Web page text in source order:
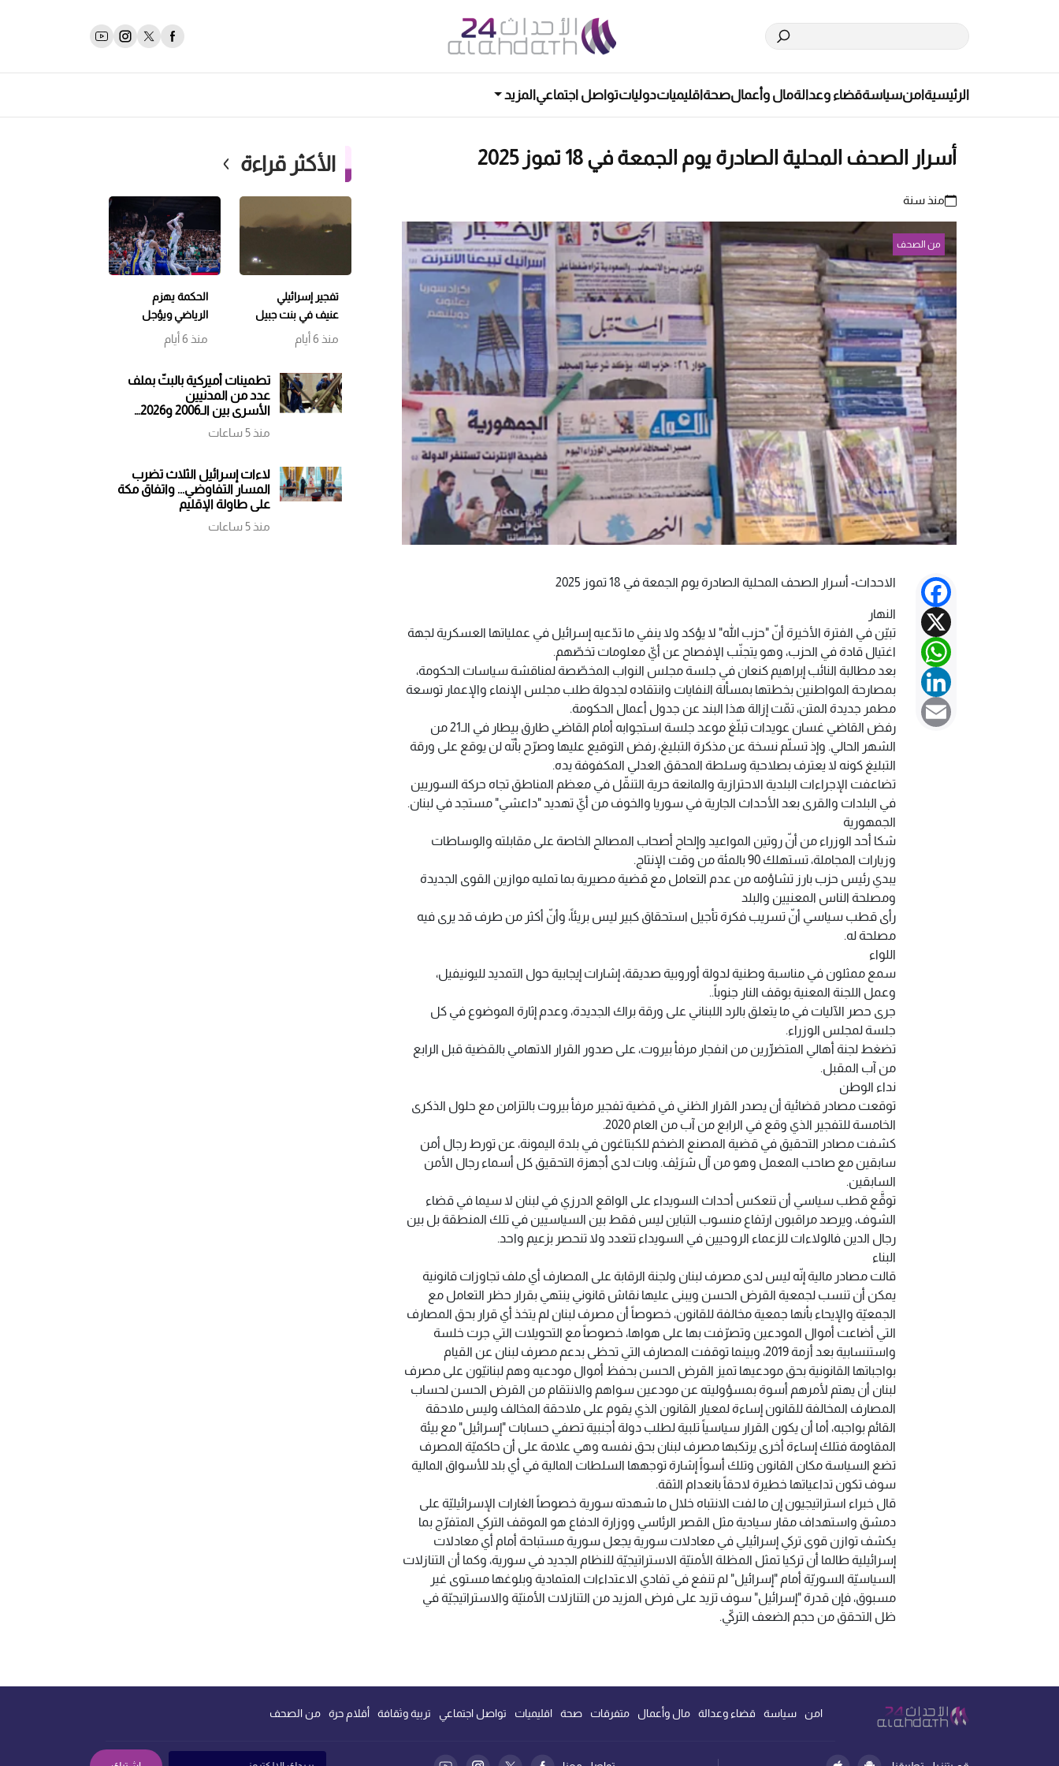
الرئيسيةامنسياسةقضاء وعدالةمال وأعمالصحةاقليمياتدولياتتواصل اجتماعيالمزيد
أسرار الصحف المحلية الصادرة يوم الجمعة في 18 تموز 2025
منذ سنة
من الصحف
Facebook
X
WhatsApp
LinkedIn
Email
الاحداث- أسرار الصحف المحلية الصادرة يوم الجمعة في 18 تموز 2025
النهار
تبيّن في الفترة الأخيرة أنّ "حزب الله" لا يؤكد ولا ينفي ما تدّعيه إسرائيل في عملياتها العسكرية لجهة
اغتيال قادة في الحزب، وهو يتجنّب الإفصاح عن أيّ معلومات تخصّهم.
بعد مطالبة النائب إبراهيم كنعان في جلسة مجلس النواب المخصّصة لمناقشة سياسات الحكومة،
بمصارحة المواطنين بخطتها بمسألة النفايات وانتقاده لجدولة طلب مجلس الإنماء والإعمار توسعة
مطمر جديدة المتن، تمّت إزالة هذا البند عن جدول أعمال الحكومة.
رفض القاضي غسان عويدات تبلّغ موعد جلسة استجوابه أمام القاضي طارق بيطار في الـ21 من
الشهر الحالي. وإذ تسلّم نسخة عن مذكرة التبليغ، رفض التوقيع عليها وصرّح بأنّه لن يوقع على ورقة
التبليغ كونه لا يعترف بصلاحية وسلطة المحقق العدلي المكفوفة يده.
تضاعفت الإجراءات البلدية الاحترازية والمانعة حرية التنقّل في معظم المناطق تجاه حركة السوريين
في البلدات والقرى بعد الأحداث الجارية في سوريا والخوف من أيّ تهديد "داعشي" مستجد في لبنان.
الجمهورية
شكا أحد الوزراء من أنّ روتين المواعيد وإلحاح أصحاب المصالح الخاصة على مقابلته والوساطات
وزيارات المجاملة، تستهلك 90 بالمئة من وقت الإنتاج.
يبدي رئيس حزب بارز تشاؤمه من عدم التعامل مع قضية مصيرية بما تمليه موازين القوى الجديدة
ومصلحة الناس المعنيين والبلد
رأى قطب سياسي أنّ تسريب فكرة تأجيل استحقاق كبير ليس بريئاً، وأنّ أكثر من طرف قد يرى فيه
مصلحة له.
اللواء
سمع ممثلون في مناسبة وطنية لدولة أوروبية صديقة، إشارات إيجابية حول التمديد لليونيفيل،
وعمل اللجنة المعنية بوقف النار جنوباً..
جرى حصر الآليات في ما يتعلق بالرد اللبناني على ورقة براك الجديدة، وعدم إثارة الموضوع في كل
جلسة لمجلس الوزراء.
تضغط لجنة أهالي المتضرِّرين من انفجار مرفأ بيروت، على صدور القرار الاتهامي بالقضية قبل الرابع
من آب المقبل.
نداء الوطن
توقعت مصادر قضائية أن يصدر القرار الظني في قضية تفجير مرفأ بيروت بالتزامن مع حلول الذكرى
الخامسة للتفجير الذي وقع في الرابع من آب من العام 2020.
كشفت مصادر التحقيق في قضية المصنع الضخم للكبتاغون في بلدة اليمونة، عن تورط رجال أمن
سابقين مع صاحب المعمل وهو من آل شرَيْف. وبات لدى أجهزة التحقيق كل أسماء رجال الأمن
السابقين.
توقَّع قطب سياسي أن تنعكس أحداث السويداء على الواقع الدرزي في لبنان لا سيما في قضاء
الشوف، ويرصد مراقبون ارتفاع منسوب التباين ليس فقط بين السياسيين في تلك المنطقة بل بين
رجال الدين فالولاءات للزعماء الروحيين في السويداء تتعدد ولا تنحصر بزعيم واحد.
البناء
قالت مصادر مالية إنّه ليس لدى مصرف لبنان ولجنة الرقابة على المصارف أي ملف تجاوزات قانونية
يمكن أن تنسب لجمعية القرض الحسن ويبنى عليها نقاش قانوني ينتهي بقرار حظر التعامل مع
الجمعيّة والإيحاء بأنها جمعية مخالفة للقانون، خصوصاً أن مصرف لبنان لم يتخذ أي قرار بحق المصارف
التي أضاعت أموال المودعين وتصرّفت بها على هواها، خصوصاً مع التحويلات التي جرت خلسة
واستنسابية بعد أزمة 2019، وبينما توقفت المصارف التي تحظى بدعم مصرف لبنان عن القيام
بواجباتها القانونية بحق مودعيها تميز القرض الحسن بحفظ أموال مودعيه وهم لبنانيّون على مصرف
لبنان أن يهتم لأمرهم أسوة بمسؤوليته عن مودعين سواهم والانتقام من القرض الحسن لحساب
المصارف المخالفة للقانون إساءة لمعيار القانون الذي يقوم على ملاحقة المخالف وليس ملاحقة
القائم بواجبه، أما أن يكون القرار سياسياً تلبية لطلب دولة أجنبية تصفي حسابات "إسرائيل" مع بيئة
المقاومة فتلك إساءة أخرى يرتكبها مصرف لبنان بحق نفسه وهي علامة على أن حاكميّة المصرف
تضع السياسة مكان القانون وتلك أسواً إشارة توجهها السلطات المالية في أي بلد للأسواق المالية
سوف تكون تداعياتها خطيرة لاحقاً بانعدام الثقة.
قال خبراء استراتيجيون إن ما لفت الانتباه خلال ما شهدته سورية خصوصاً الغارات الإسرائيليّة على
دمشق واستهداف مقار سيادية مثل القصر الرئاسي ووزارة الدفاع هو الموقف التركي المتفرّج بما
يكشف توازن قوى تركي إسرائيلي في معادلات سورية يجعل سورية مستباحة أمام أي معادلات
إسرائيلية طالما أن تركيا تمثل المظلة الأمنيّة الاستراتيجيّة للنظام الجديد في سورية، وكما أن التنازلات
السياسيّة السوريّة أمام "إسرائيل" لم تنفع في تفادي الاعتداءات المتمادية وبلوغها مستوى غير
مسبوق، فإن قدرة "إسرائيل" سوف تزيد على فرض المزيد من التنازلات الأمنيّة والاستراتيجيّة في
ظل التحقق من حجم الضعف التركيّ.
الأكثر قراءة
تفجير إسرائيلي
عنيف في بنت جبيل
وتمشيط باتجاه
منذ 6 أيام
الحكمة يهزم
الرياضي ويؤجل
حسم اللقب إلى
مباراة سابعة
منذ 6 أيام
تطمينات أميركية بالبتّ بملف
عدد من المدنيين
الأسرى بين الـ2006 و2026…
ملف أشعل حربًا فهل يساهم
في إنهاء أخرى؟
منذ 5 ساعات
لاءات إسرائيل الثلاث تضرب
المسار التفاوضي... واتفاق مكة
على طاولة الإقليم
منذ 5 ساعات
امن سياسة قضاء وعدالة مال وأعمال متفرقات صحة اقليميات تواصل اجتماعي تربية وثقافة أقلام حرة من الصحف